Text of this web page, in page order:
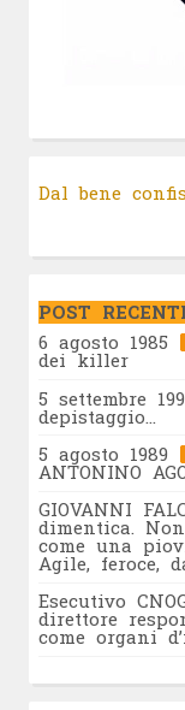
Dal bene
POST RECENTI
6 agosto 1985
dei killer
5 settembre
depistaggio…
5 agosto 1989
ANTONINO
GIOVANNI
dimentica.
come una
Agile, feroce,
Esecutivo
direttore
come organi